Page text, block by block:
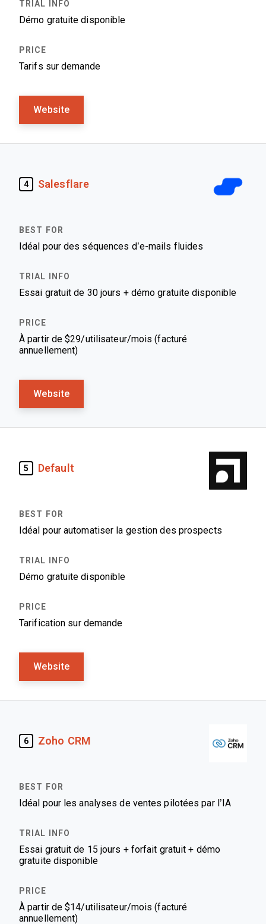
Démo gratuite disponible
Tarifs sur demande
Website
4 Salesflare
Idéal pour des séquences d’e-mails fluides
Essai gratuit de 30 jours + démo gratuite disponible
À partir de $29/utilisateur/mois (facturé
annuellement)
Website
5 Default
Idéal pour automatiser la gestion des prospects
Démo gratuite disponible
Tarification sur demande
Website
6 Zoho CRM
Idéal pour les analyses de ventes pilotées par l’IA
Essai gratuit de 15 jours + forfait gratuit + démo
gratuite disponible
À partir de $14/utilisateur/mois (facturé
annuellement)